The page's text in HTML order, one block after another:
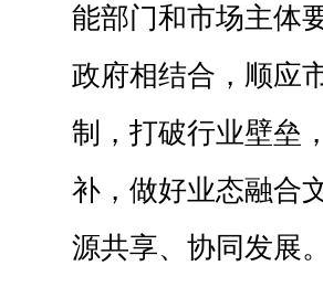
能部门和市场主体
政府相结合，顺应
制，打破行业壁垒
补，做好业态融合
源共享、协同发展